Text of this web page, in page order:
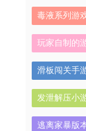
毒液系列游
玩家自制的
荐
滑板闯关手
发泄解压小
集
逃离家暴版